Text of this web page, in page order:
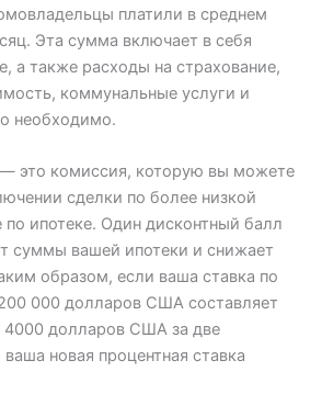
платили в среднем
Эта сумма включает в себя
а также расходы на страхование,
коммунальные услуги и
необходимо.
— это комиссия, которую вы можете
сделки по более низкой
по ипотеке. Один дисконтный балл
суммы вашей ипотеки и снижает
образом, если ваша ставка по
000 долларов США составляет
4000 долларов США за две
новая процентная ставка